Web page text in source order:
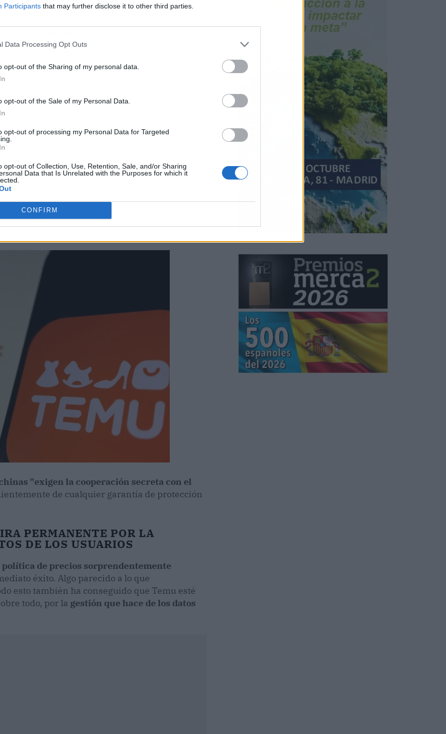
Participants that may further disclose it to other third parties.
Data Processing Opt Outs
opt-out of the Sharing of my personal data.
opt-out of the Sale of my Personal Data.
opt-out of processing my Personal Data for Targeted
opt-out of Collection, Use, Retention, Sale, and/or Sharing
Data that Is Unrelated with the Purposes for which it
CONFIRM
sobre la información de pago, como tarjetas
malware en los celulares de los
más datos que los que pide la
OCULTO"
compras por presuntamente ser
a los usuarios”, según reportó el
de los usuarios para obtener un beneficio
PDD Holdings (Temu) es una "empresa
a la plataforma, asegurando que es "un
una amenaza urgente a la seguridad de
"exigen la cooperación secreta con el
de cualquier garantía de protección
PERMANENTE POR LA
DE LOS USUARIOS
política de precios sorprendentemente
éxito. Algo parecido a lo que
esto también ha conseguido que Temu esté
todo, por la gestión que hace de los datos